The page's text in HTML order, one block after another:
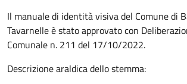
Il manuale di identità visiva del Comune di
Tavarnelle è stato approvato con
Comunale n. 211 del 17/10/2022.
Descrizione araldica dello stemma: